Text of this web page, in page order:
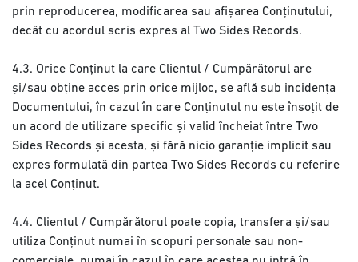
prin reproducerea, modificarea sau afișarea Conținutului,
decât cu acordul scris expres al Two Sides Records.
4.3. Orice Conținut la care Clientul / Cumpărătorul are
și/sau obține acces prin orice mijloc, se află sub incidența
Documentului, în cazul în care Conținutul nu este însoțit de
un acord de utilizare specific și valid încheiat între Two
Sides Records și acesta, și fără nicio garanție implicit sau
expres formulată din partea Two Sides Records cu referire
la acel Conținut.
4.4. Clientul / Cumpărătorul poate copia, transfera și/sau
utiliza Conținut numai în scopuri personale sau non-